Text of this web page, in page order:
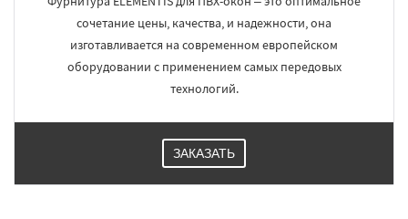
сочетание цены, качества, и надежности, она
изготавливается на современном европейском
оборудовании с применением самых передовых
технологий.
ЗАКАЗАТЬ